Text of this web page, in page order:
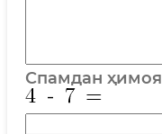
Спамдан ҳимоя